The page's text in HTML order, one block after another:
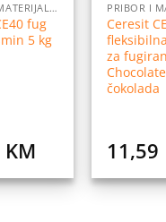
PRIBOR I MATERIJALI ZA POSTAVLJANJE PLOČICA
fug
5 kg
KM
Ceresit
za
čokolada
11,59